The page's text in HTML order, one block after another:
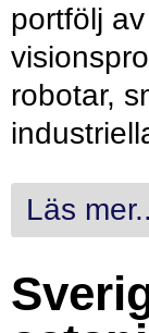
portfölj
robotar,
Läs